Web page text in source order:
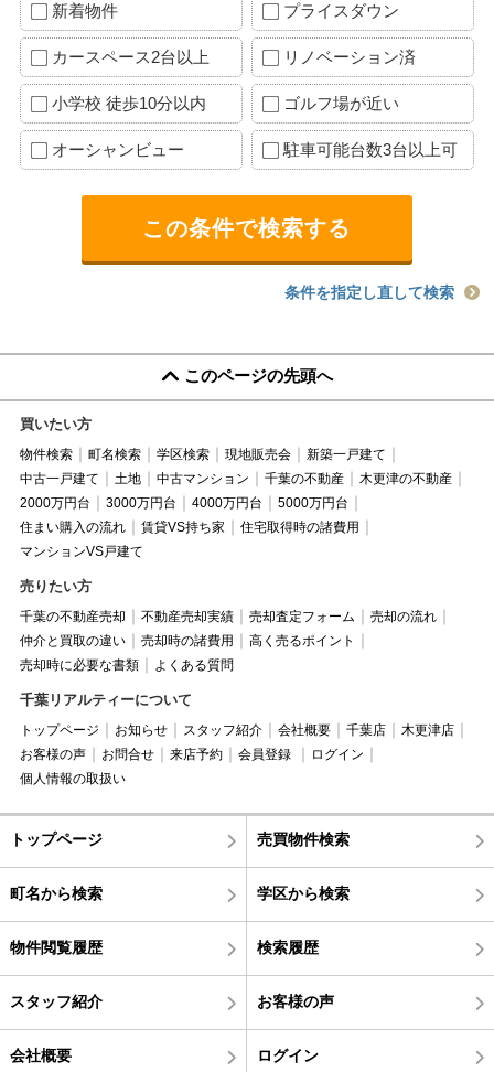
新着物件 プライスダウン
カースペース2台以上 リノベーション済
小学校 徒歩10分以内 ゴルフ場が近い
オーシャンビュー 駐車可能台数3台以上可
条件を指定し直して検索
このページの先頭へ
買いたい方
物件検索 町名検索 学区検索 現地販売会
新築一戸建て
中古一戸建て
土地 中古マンション 千葉の不動産
木更津の不動産
2000万円台
3000万円台 4000万円台
5000万円台
住まい購入の流れ
賃貸VS持ち家
住宅取得時の諸費用
マンションVS戸建て
売りたい方
千葉の不動産売却 不動産売却実績 売却査定フォーム
売却の流れ
仲介と買取の違い
売却時の諸費用
高く売るポイント
売却時に必要な書類
よくある質問
千葉リアルティーについて
トップページ お知らせ スタッフ紹介 会社概要 千葉店
木更津店
お客様の声
お問合せ 来店予約 会員登録
ログイン
個人情報の取扱い
トップページ 売買物件検索
町名から検索 学区から検索
物件閲覧履歴 検索履歴
スタッフ紹介 お客様の声
会社概要 ログイン